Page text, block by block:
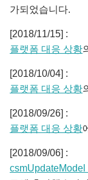
가되었습니다.
[2018/11/15] :
플랫폼 대응 상황
[2018/10/04] :
플랫폼 대응 상황
[2018/09/26] :
플랫폼 대응 상황
[2018/09/06] :